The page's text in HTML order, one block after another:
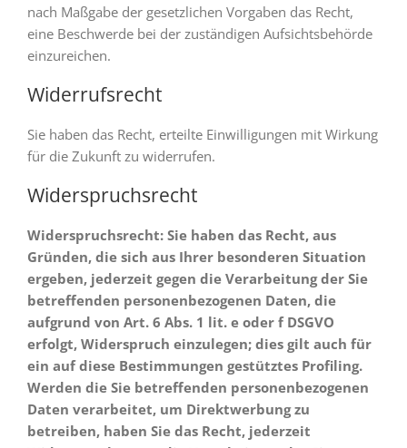
nach Maßgabe der gesetzlichen Vorgaben das Recht,
eine Beschwerde bei der zuständigen Aufsichtsbehörde
einzureichen.
Widerrufsrecht
Sie haben das Recht, erteilte Einwilligungen mit Wirkung
für die Zukunft zu widerrufen.
Widerspruchsrecht
Widerspruchsrecht: Sie haben das Recht, aus
Gründen, die sich aus Ihrer besonderen Situation
ergeben, jederzeit gegen die Verarbeitung der Sie
betreffenden personenbezogenen Daten, die
aufgrund von Art. 6 Abs. 1 lit. e oder f DSGVO
erfolgt, Widerspruch einzulegen; dies gilt auch für
ein auf diese Bestimmungen gestütztes Profiling.
Werden die Sie betreffenden personenbezogenen
Daten verarbeitet, um Direktwerbung zu
betreiben, haben Sie das Recht, jederzeit